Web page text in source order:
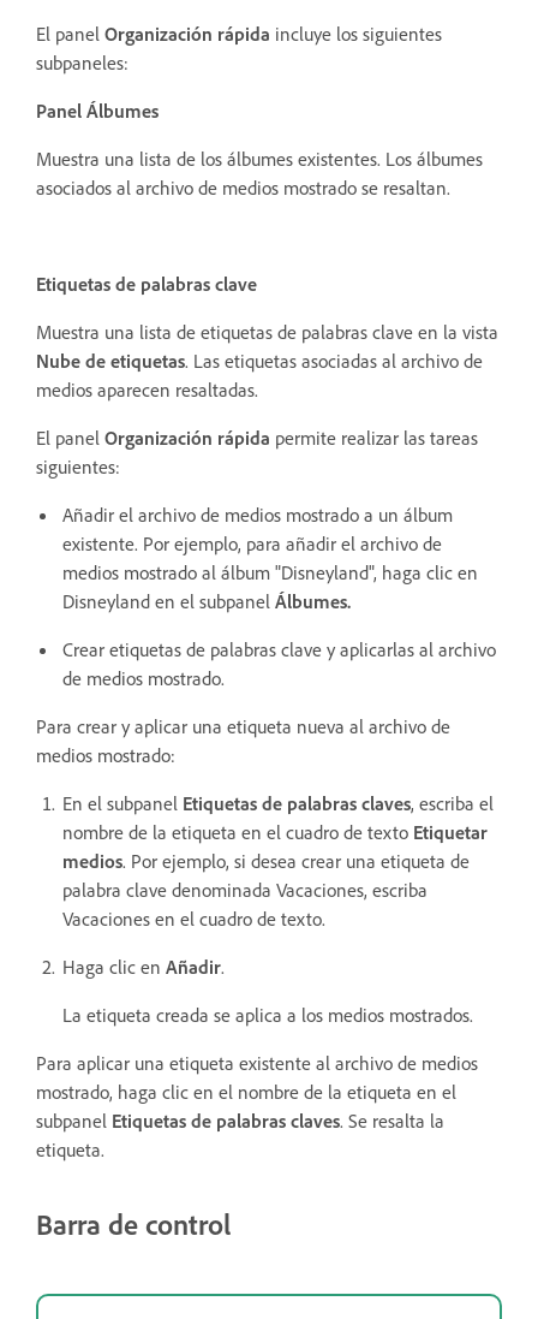
El panel Organización rápida incluye los siguientes
subpaneles:
Panel Álbumes
Muestra una lista de los álbumes existentes. Los álbumes
asociados al archivo de medios mostrado se resaltan.
Etiquetas de palabras clave
Muestra una lista de etiquetas de palabras clave en la vista
Nube de etiquetas. Las etiquetas asociadas al archivo de
medios aparecen resaltadas.
El panel Organización rápida permite realizar las tareas
siguientes:
Añadir el archivo de medios mostrado a un álbum
existente. Por ejemplo, para añadir el archivo de
medios mostrado al álbum "Disneyland", haga clic en
Disneyland en el subpanel Álbumes.
Crear etiquetas de palabras clave y aplicarlas al archivo
de medios mostrado.
Para crear y aplicar una etiqueta nueva al archivo de
medios mostrado:
En el subpanel Etiquetas de palabras claves, escriba el
nombre de la etiqueta en el cuadro de texto Etiquetar
medios. Por ejemplo, si desea crear una etiqueta de
palabra clave denominada Vacaciones, escriba
Vacaciones en el cuadro de texto.
Haga clic en Añadir.
La etiqueta creada se aplica a los medios mostrados.
Para aplicar una etiqueta existente al archivo de medios
mostrado, haga clic en el nombre de la etiqueta en el
subpanel Etiquetas de palabras claves. Se resalta la
etiqueta.
Barra de control